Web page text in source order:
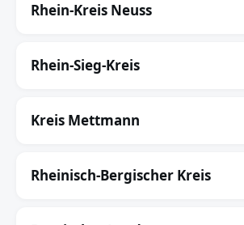
Rhein-Kreis Neuss
Rhein-Sieg-Kreis
Kreis Mettmann
Rheinisch-Bergischer Kreis